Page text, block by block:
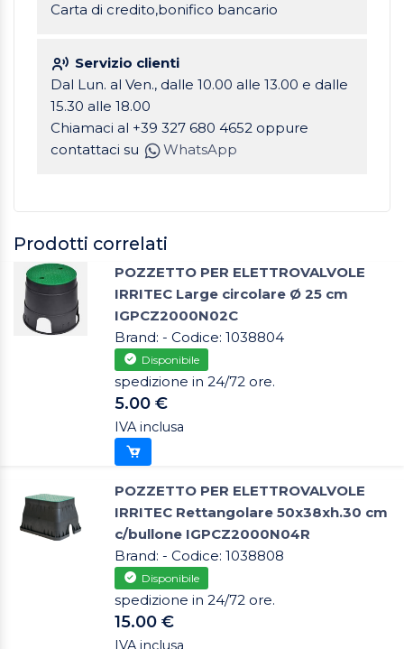
Carta di credito,bonifico bancario
Servizio clienti
Dal Lun. al Ven., dalle 10.00 alle 13.00 e dalle
15.30 alle 18.00
Chiamaci al +39 327 680 4652 oppure
contattaci su
WhatsApp
Prodotti correlati
POZZETTO PER ELETTROVALVOLE
IRRITEC Large circolare Ø 25 cm
IGPCZ2000N02C
Brand: - Codice: 1038804
Disponibile
spedizione in 24/72 ore.
5.00 €
IVA inclusa
POZZETTO PER ELETTROVALVOLE
IRRITEC Rettangolare 50x38xh.30 cm
c/bullone IGPCZ2000N04R
Brand: - Codice: 1038808
Disponibile
spedizione in 24/72 ore.
15.00 €
IVA inclusa